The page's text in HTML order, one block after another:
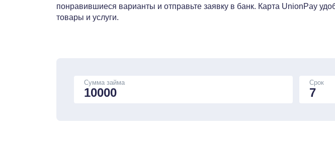
понравившиеся варианты и отправьте заявку в банк. Карта UnionPay
товары и услуги.
Сумма займа
Срок